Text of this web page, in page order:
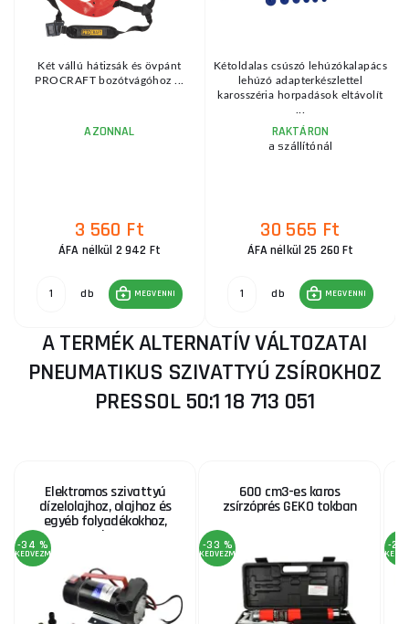
Két vállú hátizsák és övpánt
PROCRAFT bozótvágóhoz ...
AZONNAL
3 560 Ft
ÁFA nélkül 2 942 Ft
db MEGVENNI
Kétoldalas csúszó lehúzókalapács
lehúzó adapterkészlettel
karosszéria horpadások eltávolít
RAKTÁRON
a szállítónál
30 565 Ft
ÁFA nélkül 25 260 Ft
db MEGVENNI
A TERMÉK ALTERNATÍV VÁLTOZATAI
PNEUMATIKUS SZIVATTYÚ ZSÍROKHOZ
PRESSOL 50:1 18 713 051
Elektromos szivattyú
dízelolajhoz, olajhoz és
egyéb folyadékokhoz,
max. 40 l/perc, 12V
-34 %
KEDVEZMÉNY
600 cm3-es karos
zsírzóprés GEKO tokban
-33 %
KEDVEZMÉNY
-20